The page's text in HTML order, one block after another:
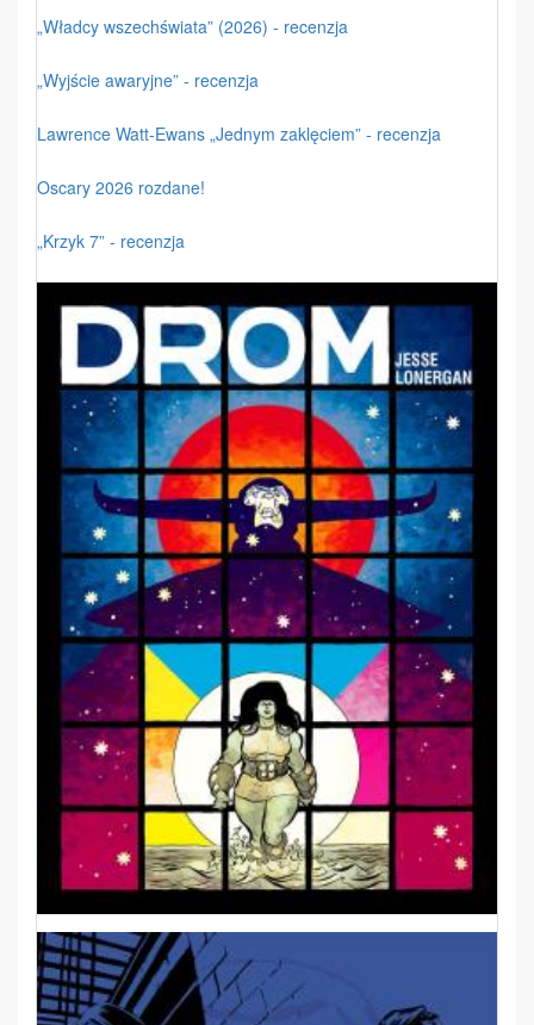
„Władcy wszechświata” (2026) - recenzja
„Wyjście awaryjne” - recenzja
Lawrence Watt-Ewans „Jednym zaklęciem” - recenzja
Oscary 2026 rozdane!
„Krzyk 7” - recenzja